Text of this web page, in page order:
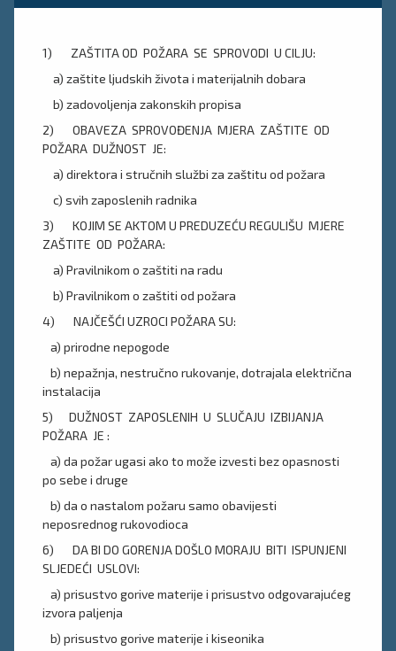
1) ZAŠTITA OD POŽARA SE SPROVODI U CILJU:
a) zaštite ljudskih života i materijalnih dobara
b) zadovoljenja zakonskih propisa
2) OBAVEZA SPROVOĐENJA MJERA ZAŠTITE OD
POŽARA DUŽNOST JE:
a) direktora i stručnih službi za zaštitu od požara
c) svih zaposlenih radnika
3) KOJIM SE AKTOM U PREDUZEĆU REGULIŠU MJERE
ZAŠTITE OD POŽARA:
a) Pravilnikom o zaštiti na radu
b) Pravilnikom o zaštiti od požara
4) NAJČEŠĆI UZROCI POŽARA SU:
a) prirodne nepogode
b) nepažnja, nestručno rukovanje, dotrajala električna
instalacija
5) DUŽNOST ZAPOSLENIH U SLUČAJU IZBIJANJA
POŽARA JE :
a) da požar ugasi ako to može izvesti bez opasnosti
po sebe i druge
b) da o nastalom požaru samo obavijesti
neposrednog rukovodioca
6) DA BI DO GORENJA DOŠLO MORAJU BITI ISPUNJENI
SLJEDEĆI USLOVI:
a) prisustvo gorive materije i prisustvo odgovarajućeg
izvora paljenja
b) prisustvo gorive materije i kiseonika